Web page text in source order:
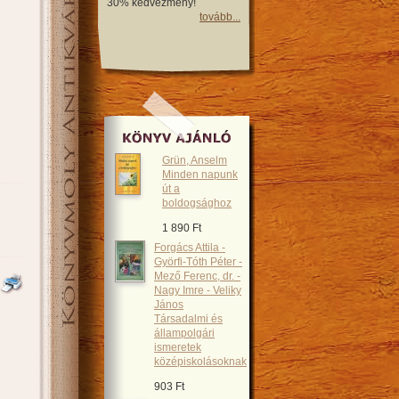
30% kedvezmény!
tovább...
Grün, Anselm
Minden napunk
út a
boldogsághoz
1 890 Ft
Forgács Attila -
Györfi-Tóth Péter -
Mező Ferenc, dr. -
Nagy Imre - Veliky
János
Társadalmi és
állampolgári
ismeretek
középiskolásoknak
903 Ft